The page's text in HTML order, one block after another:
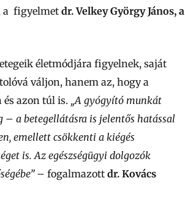
a figyelmetdr. Velkey György János, a
életmódjára figyelnek, saját
váljon, hanem az, hogy a
azon túl is. „A gyógyító munkát
– a betegellátásra is jelentős hatással
emellett csökkenti a kiégés
is. Az egészségügyi dolgozók
– fogalmazott dr. Kovács